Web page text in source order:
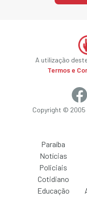
A utilização
Termos e
Copyright © 2005
Paraíba
Notícias
Policiais
Cotidiano
Educação